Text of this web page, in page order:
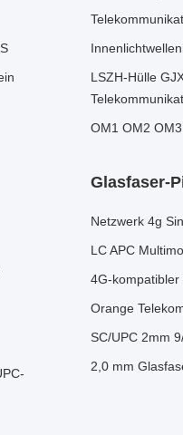
LSZH-Hülle
OM1 OM2
Glasfaser-
Netzwerk 4g
LC APC
4G-kompatibler
Orange
SC/UPC 2mm
2,0 mm